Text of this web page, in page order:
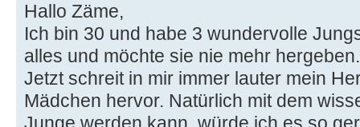
Hallo Zäme,
Ich bin 30 und habe 3 wundervolle
alles und möchte sie nie mehr hergeben.
Jetzt schreit in mir immer lauter mein
Mädchen hervor. Natürlich mit dem